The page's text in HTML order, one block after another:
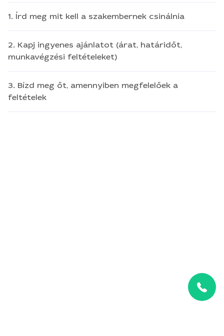
1. Írd meg mit kell a szakembernek csinálnia
2. Kapj ingyenes ajánlatot (árat, határidőt,
munkavégzési feltételeket)
3. Bízd meg őt, amennyiben megfelelőek a
feltételek